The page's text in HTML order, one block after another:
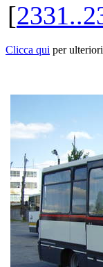
[
Clicca qui per